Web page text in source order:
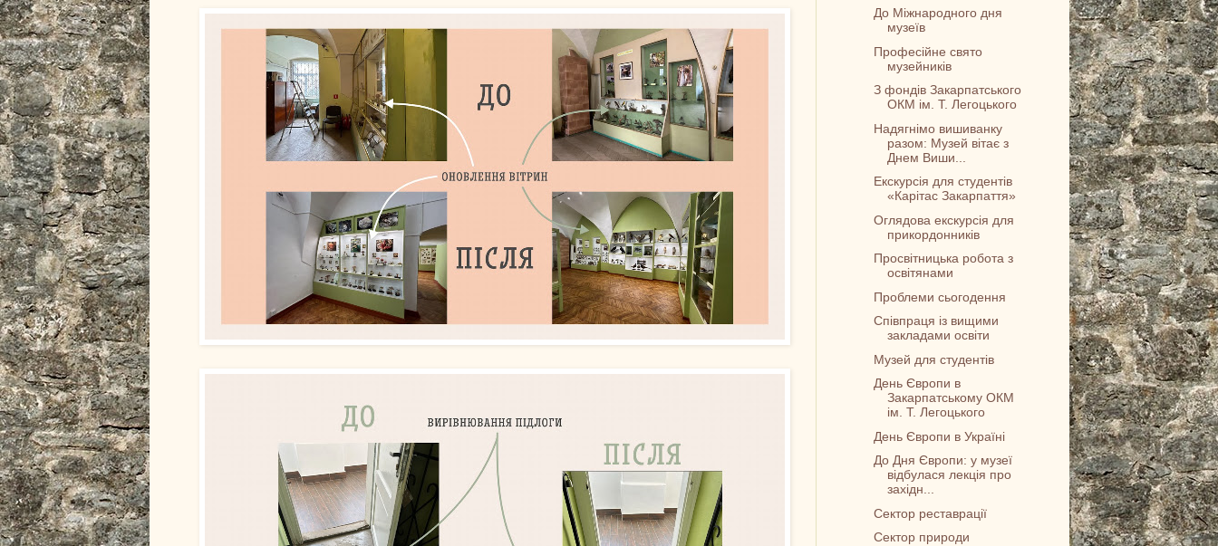
До Міжнародного дня
музеїв
Професійне свято
музейників
З фондів Закарпатського
ОКМ ім. Т. Легоцького
Надягнімо вишиванку
разом: Музей вітає з
Днем Виши...
Екскурсія для студентів
«Карітас Закарпаття»
Оглядова екскурсія для
прикордонників
Просвітницька робота з
освітянами
Проблеми сьогодення
Співпраця із вищими
закладами освіти
Музей для студентів
День Європи в
Закарпатському ОКМ
ім. Т. Легоцького
День Європи в Україні
До Дня Європи: у музеї
відбулася лекція про
західн...
Сектор реставрації
Сектор природи